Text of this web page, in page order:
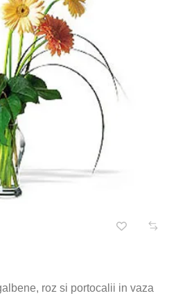
roz si portocalii in vaza